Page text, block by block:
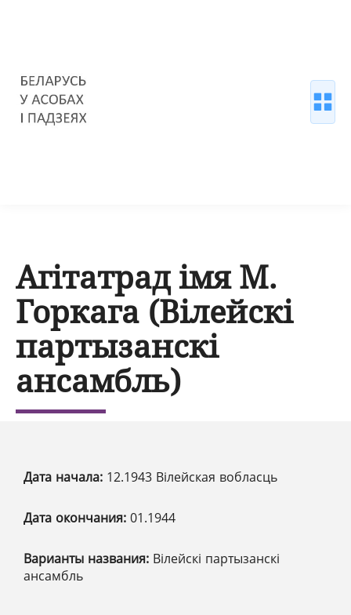
Агітатрад імя М.
Горкага (Вілейскі
партызанскі
ансамбль)
Дата начала: 12.1943 Вілейская вобласць
Дата окончания: 01.1944
Варианты названия: Вілейскі партызанскі
ансамбль